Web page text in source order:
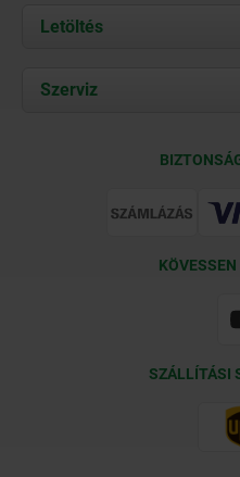
Rólunk
Kapcsolat
Letöltés
Documents
Szerviz
SZÁLLÍTÁSI